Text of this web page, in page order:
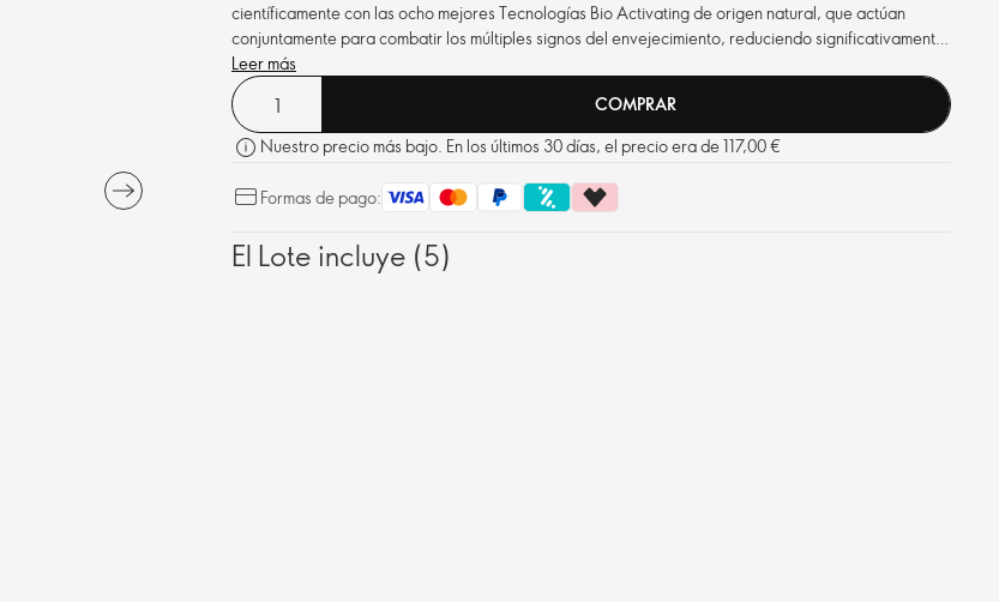
científicamente con las ocho mejores Tecnologías Bio Activating de origen natural, que actúan
conjuntamente para combatir los múltiples signos del envejecimiento, reduciendo significativamente
las arrugas profundas, suavizando las líneas de expresión y mejorando la firmeza de la piel, para
conseguir que luzca más tersa, radiante y joven.
Leer más
COMPRAR
Nuestro precio más bajo. En los últimos 30 días, el precio era de 117,00 €
Formas de pago:
El Lote incluye (5)